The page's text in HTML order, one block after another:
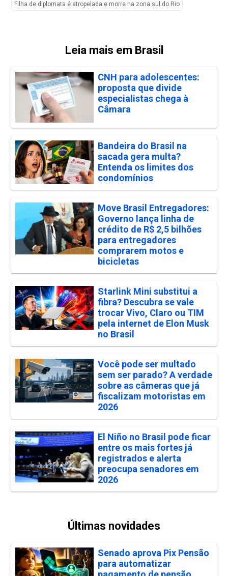
Filha de diplomata é atropelada e morre na zona sul do Rio
Leia mais em Brasil
CNH para adolescentes:
proposta que divide
especialistas chega à
Câmara
Bandeira do Brasil na
sacada gera multa?
Entenda os limites dos
condomínios
Move Brasil Entregadores:
Governo lança linha de
crédito de R$ 2,5 bilhões
para entregadores
comprarem motos e
bicicletas
Starlink Mini substitui a
fibra? Descubra se vale
trocar Vivo, Claro ou TIM
pela internet de Elon Musk
no Brasil
Você pode ser multado
sem ser parado? A verdade
sobre as câmeras que já
fiscalizam motoristas em
2026
El Niño no Brasil pode ficar
entre os mais fortes já
registrados e alerta
preocupa senadores em
2026
Últimas novidades
Senado aprova Pix Pensão
para automatizar